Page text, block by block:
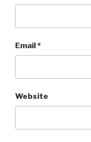
Email*
Website